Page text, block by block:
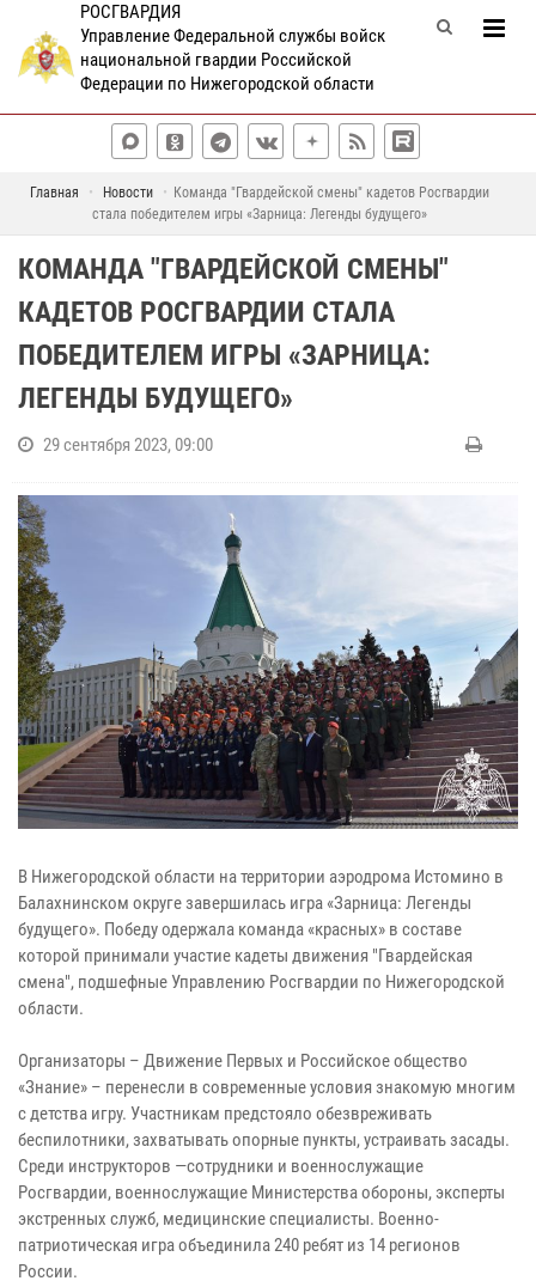
РОСГВАРДИЯ
Управление Федеральной службы войск
национальной гвардии Российской
Федерации по Нижегородской области
Главная Новости
Команда "Гвардейской смены" кадетов Росгвардии
стала победителем игры «Зарница: Легенды будущего»
КОМАНДА "ГВАРДЕЙСКОЙ СМЕНЫ"
КАДЕТОВ РОСГВАРДИИ СТАЛА
ПОБЕДИТЕЛЕМ ИГРЫ «ЗАРНИЦА:
ЛЕГЕНДЫ БУДУЩЕГО»
29 сентября 2023, 09:00
В Нижегородской области на территории аэродрома Истомино в
Балахнинском округе завершилась игра «Зарница: Легенды
будущего». Победу одержала команда «красных» в составе
которой принимали участие кадеты движения "Гвардейская
смена", подшефные Управлению Росгвардии по Нижегородской
области.
Организаторы – Движение Первых и Российское общество
«Знание» – перенесли в современные условия знакомую многим
с детства игру. Участникам предстояло обезвреживать
беспилотники, захватывать опорные пункты, устраивать засады.
Среди инструкторов —сотрудники и военнослужащие
Росгвардии, военнослужащие Министерства обороны, эксперты
экстренных служб, медицинские специалисты. Военно-
патриотическая игра объединила 240 ребят из 14 регионов
России.